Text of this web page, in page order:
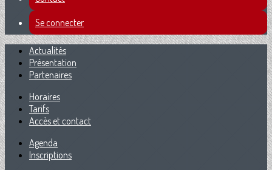
Se connecter
Actualités
Présentation
Partenaires
Horaires
Tarifs
Accès et contact
Agenda
Inscriptions